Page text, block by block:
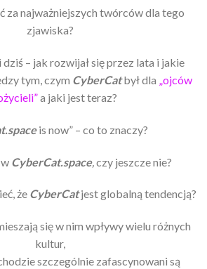
za najważniejszych twórców dla tego
zjawiska?
– jak rozwijał się przez lata i jakie
tym, czym CyberCatbył dla „ojców
a jaki jest teraz?
is now” – co to znaczy?
CyberCat.space, czy jeszcze nie?
że CyberCatjest globalną tendencją?
się w nim wpływy wielu różnych
kultur,
szczególnie zafascynowani są